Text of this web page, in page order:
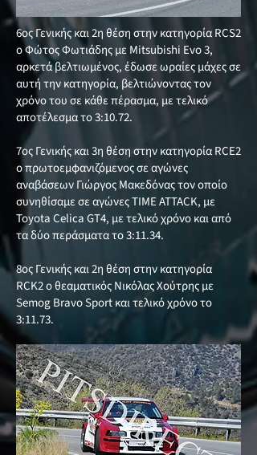
6ος Γενικής και 2η θέση στην κατηγορία RCS2
ο Φώτος Φωτιάδης με Mitsubishi Evo 3,
αρκετά βελτιωμένος, έδωσε ωραίες μάχες σε
αυτή την κατηγορία, βελτιώνοντας τον
χρόνο του σε κάθε πέρασμα, με τελικό
αποτέλεσμα το 3:10.72.
7ος Γενικής και 3η θέση στην κατηγορία RCΕ2
ο πρωτοεμφανιζόμενος σε αγώνες
αναβάσεων Γιώργος Μακεδόνας τον οποίο
συνηθίσαμε σε αγώνες TIME ATTACK, με
Toyota Celica GT4, με τελικό χρόνο και από
τα δύο περάσματα το 3:11.34.
8ος Γενικής και 2η θέση στην κατηγορία
RCK2 ο θεαματικός Νικόλας Χούτρης με
Semog Bravo Sport και τελικό χρόνο το
3:11.73.